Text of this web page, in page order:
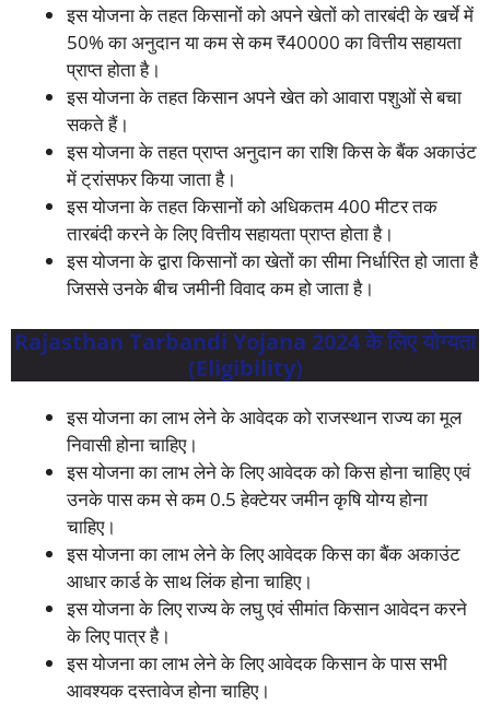
इस योजना के तहत किसानों को अपने खेतों को तारबंदी के खर्चे में
50% का अनुदान या कम से कम ₹40000 का वित्तीय सहायता
प्राप्त होता है।
इस योजना के तहत किसान अपने खेत को आवारा पशुओं से बचा
सकते हैं।
इस योजना के तहत प्राप्त अनुदान का राशि किस के बैंक अकाउंट
में ट्रांसफर किया जाता है।
इस योजना के तहत किसानों को अधिकतम 400 मीटर तक
तारबंदी करने के लिए वित्तीय सहायता प्राप्त होता है।
इस योजना के द्वारा किसानों का खेतों का सीमा निर्धारित हो जाता है
जिससे उनके बीच जमीनी विवाद कम हो जाता है।
Rajasthan Tarbandi Yojana 2024 के लिए योग्यता
(Eligibility)
इस योजना का लाभ लेने के आवेदक को राजस्थान राज्य का मूल
निवासी होना चाहिए।
इस योजना का लाभ लेने के लिए आवेदक को किस होना चाहिए एवं
उनके पास कम से कम 0.5 हेक्टेयर जमीन कृषि योग्य होना
चाहिए।
इस योजना का लाभ लेने के लिए आवेदक किस का बैंक अकाउंट
आधार कार्ड के साथ लिंक होना चाहिए।
इस योजना के लिए राज्य के लघु एवं सीमांत किसान आवेदन करने
के लिए पात्र है।
इस योजना का लाभ लेने के लिए आवेदक किसान के पास सभी
आवश्यक दस्तावेज होना चाहिए।